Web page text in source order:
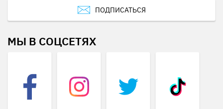
ПОДПИСАТЬСЯ
МЫ В СОЦСЕТЯХ